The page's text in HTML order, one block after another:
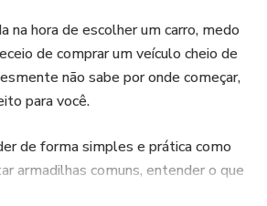
na hora de escolher um carro, medo
de comprar um veículo cheio de
não sabe por onde começar,
para você.
de forma simples e prática como
armadilhas comuns, entender o que